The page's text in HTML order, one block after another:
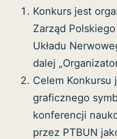
Konkurs jest
Zarząd
Układu
dalej
Celem Konkursu
graficznego
konferencji
przez PTBUN